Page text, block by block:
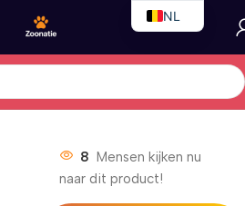
8 Mensen kijken nu
naar dit product!
NL